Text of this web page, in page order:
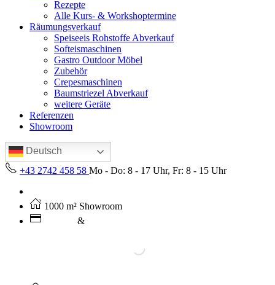
Rezepte
Alle Kurs- & Workshoptermine
Räumungsverkauf
Speiseeis Rohstoffe Abverkauf
Softeismaschinen
Gastro Outdoor Möbel
Zubehör
Crepesmaschinen
Baumstriezel Abverkauf
weitere Geräte
Referenzen
Showroom
Deutsch
+43 2742 458 58 Mo - Do: 8 - 17 Uhr, Fr: 8 - 15 Uhr
1000 m² Showroom
&